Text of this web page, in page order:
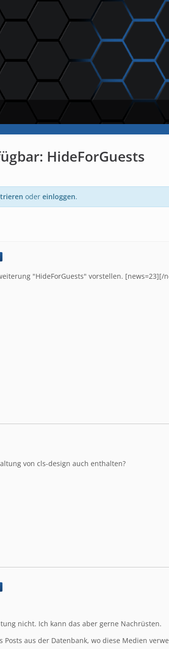
HideForGuests
oder einloggen.
"HideForGuests" vorstellen. [news=23][/
von cls-design auch enthalten?
nicht. Ich kann das aber gerne Nachrüsten.
Posts aus der Datenbank, wo diese Medien